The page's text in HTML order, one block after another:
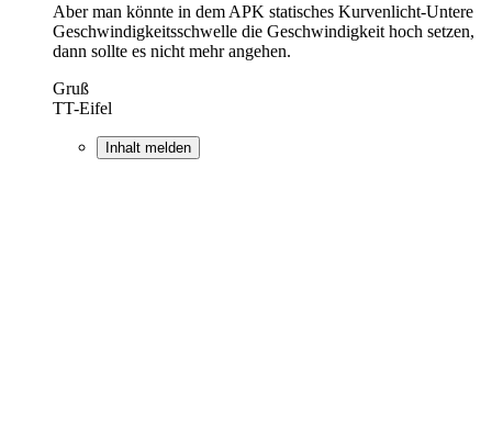
Aber man könnte in dem APK statisches Kurvenlicht-Untere
Geschwindigkeitsschwelle die Geschwindigkeit hoch setzen,
dann sollte es nicht mehr angehen.
Gruß
TT-Eifel
Inhalt melden